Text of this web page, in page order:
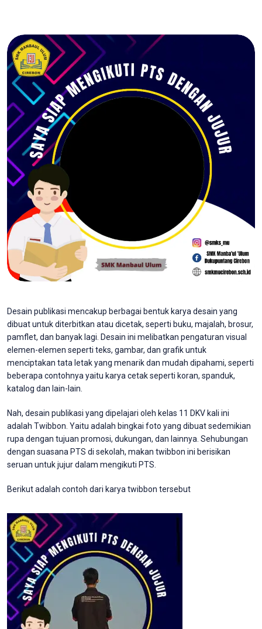
Desain publikasi mencakup berbagai bentuk karya desain yang
dibuat untuk diterbitkan atau dicetak, seperti buku, majalah, brosur,
pamflet, dan banyak lagi. Desain ini melibatkan pengaturan visual
elemen-elemen seperti teks, gambar, dan grafik untuk
menciptakan tata letak yang menarik dan mudah dipahami, seperti
beberapa contohnya yaitu karya cetak seperti koran, spanduk,
katalog dan lain-lain.
Nah, desain publikasi yang dipelajari oleh kelas 11 DKV kali ini
adalah Twibbon. Yaitu adalah bingkai foto yang dibuat sedemikian
rupa dengan tujuan promosi, dukungan, dan lainnya. Sehubungan
dengan suasana PTS di sekolah, makan twibbon ini berisikan
seruan untuk jujur dalam mengikuti PTS.
Berikut adalah contoh dari karya twibbon tersebut